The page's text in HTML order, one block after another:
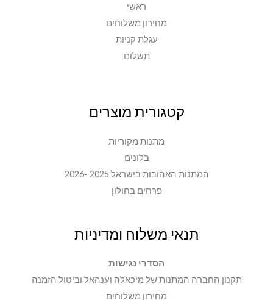
ראשי
מחירון משלוחים
עגלת קניות
תשלום
קטגורית מוצרים
מתנות מקוריות
בלונים
המתנות האהובות בישראל 2025 -2026
פרחים בחולון
תנאי משלוח ומדיניות
הסדרי נגישות
תקנון החברה המתנות של מיכאלה וענהאל וביטול הזמנה
מחירון משלוחים